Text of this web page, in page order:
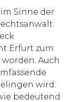
Sinne der
Erfurt zum
Auch
wird:
bedeutend